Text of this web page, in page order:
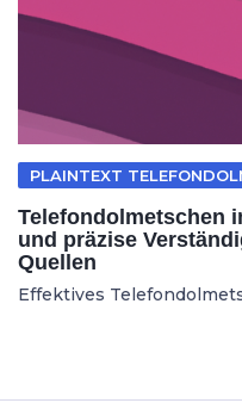
PLAINTEXT
Telefondolmetschen
und präzise
Quellen
Effektives